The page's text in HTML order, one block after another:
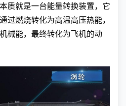
质就是一台能量转换装置，它
过燃烧转化为高温高压热能，
械能，最终转化为飞机的动